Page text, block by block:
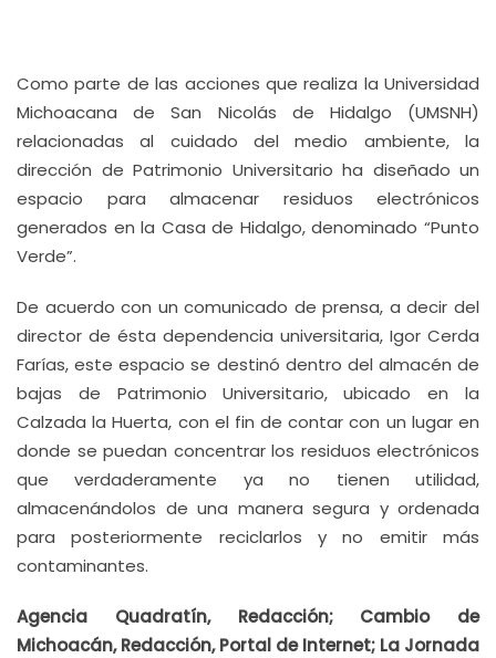
Como parte de las acciones que realiza la Universidad
Michoacana de San Nicolás de Hidalgo (UMSNH)
relacionadas al cuidado del medio ambiente, la
dirección de Patrimonio Universitario ha diseñado un
espacio para almacenar residuos electrónicos
generados en la Casa de Hidalgo, denominado “Punto
Verde”.
De acuerdo con un comunicado de prensa, a decir del
director de ésta dependencia universitaria, Igor Cerda
Farías, este espacio se destinó dentro del almacén de
bajas de Patrimonio Universitario, ubicado en la
Calzada la Huerta, con el fin de contar con un lugar en
donde se puedan concentrar los residuos electrónicos
que verdaderamente ya no tienen utilidad,
almacenándolos de una manera segura y ordenada
para posteriormente reciclarlos y no emitir más
contaminantes.
Agencia Quadratín, Redacción; Cambio de
Michoacán, Redacción, Portal de Internet; La Jornada